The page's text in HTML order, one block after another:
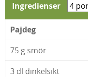
Ingredienser
Pajdeg
75 g smör
3 dl dinkelsikt